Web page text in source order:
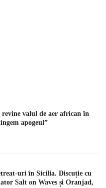
revine valul de aer african în
apogeul”
uri în Sicilia. Discuție cu
Salt on Waves și Oranjad,